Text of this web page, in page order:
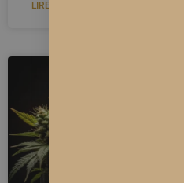
LIRE LA SUITE »